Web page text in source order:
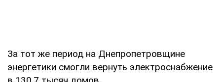
За тот же период на Днепропетровщине
энергетики смогли вернуть электроснабжение